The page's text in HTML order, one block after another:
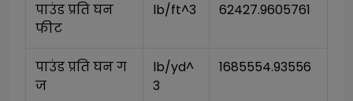
पाउंड प्रति घन
फीट
lb/ft^3 62427.9605761
पाउंड प्रति घन ग
ज
lb/yd^
3
1685554.93556